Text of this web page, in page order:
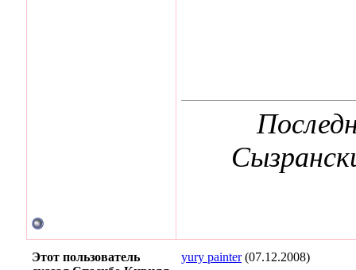
Этот пользователь
yury painter(07.12.2008)